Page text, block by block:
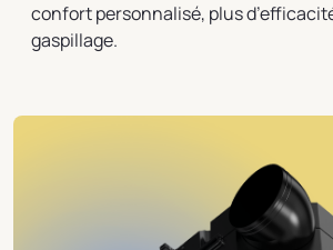
confort personnalisé, plus
gaspillage.